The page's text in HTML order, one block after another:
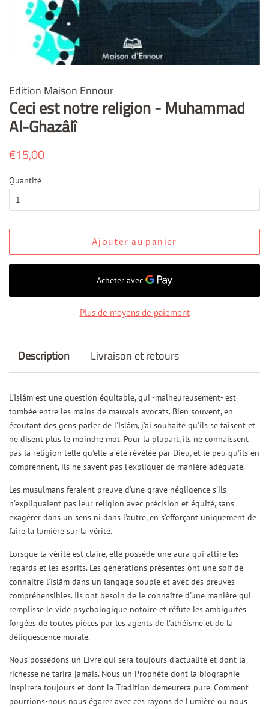
Edition Maison Ennour
Ceci est notre religion - Muhammad
Al-Ghazâlî
Prix
€15,00
Quantité
Ajouter au panier
Plus de moyens de paiement
Description Livraison et retours
L'Islâm est une question équitable, qui -malheureusement- est
tombée entre les mains de mauvais avocats. Bien souvent, en
écoutant des gens parler de l'Islâm, j'ai souhaité qu'ils se taisent et
ne disent plus le moindre mot. Pour la plupart, ils ne connaissent
pas la religion telle qu'elle a été révélée par Dieu, et le peu qu'ils en
comprennent, ils ne savent pas l'expliquer de manière adéquate.
Les musulmans feraient preuve d'une grave négligence s'ils
n'expliquaient pas leur religion avec précision et équité, sans
exagérer dans un sens ni dans l'autre, en s'efforçant uniquement de
faire la lumière sur la vérité.
Lorsque la vérité est claire, elle possède une aura qui attire les
regards et les esprits. Les générations présentes ont une soif de
connaitre l'Islâm dans un langage souple et avec des preuves
compréhensibles. Ils ont besoin de le connaître d'une manière qui
remplisse le vide psychologique notoire et réfute les ambiguïtés
forgées de toutes pièces par les agents de l'athéisme et de la
déliquescence morale.
Nous possédons un Livre qui sera toujours d'actualité et dont la
richesse ne tarira jamais. Nous un Prophète dont la biographie
inspirera toujours et dont la Tradition demeurera pure. Comment
pourrions-nous nous égarer avec ces rayons de Lumière ou nous